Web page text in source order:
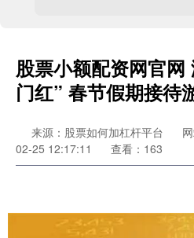
股票小额配资网官网
门红” 春节假期接待
来源：股票如何加杠杆平台
02-25 12:17:11
查看：163